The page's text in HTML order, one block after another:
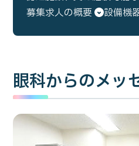
募集求人の概要
設備機
眼科からのメッ